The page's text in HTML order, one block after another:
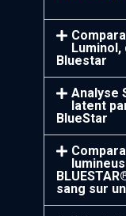
Bluestar
Analyse
latent
BlueStar
sang sur